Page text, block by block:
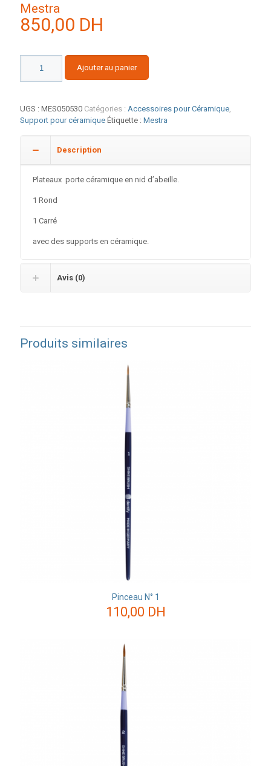
Mestra
850,00 DH
Set
Plateaux
porte
Ajouter au panier
UGS : MES050530 Catégories : Accessoires pour Céramique
Support pour céramique Étiquette : Mestra
Description
Plateaux porte céramique en nid d’abeille.
1 Rond
1 Carré
avec des supports en céramique.
Avis (0)
Produits similaires
Pinceau N° 1
110,00 DH